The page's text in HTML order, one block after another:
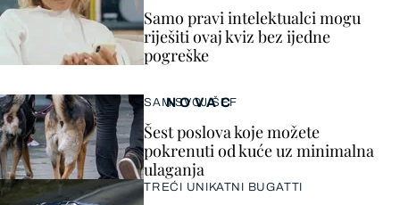
Samo pravi intelektualci mogu
riješiti ovaj kviz bez ijedne
pogreške
NOVAC
SAM SVOJ ŠEF
Šest poslova koje možete
pokrenuti od kuće uz minimalna
ulaganja
TREĆI UNIKATNI BUGATTI